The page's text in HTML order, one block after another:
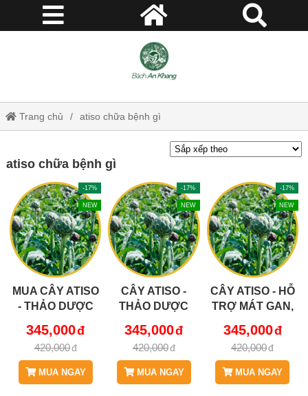
Trang chủ atiso chữa bệnh gì
atiso chữa bệnh gì
-17%
NEW
MUA CÂY ATISO
- THẢO DƯỢC
KHANG JD269
ATISO V2
345,000
420,000
MUA NGAY
-17%
NEW
CÂY ATISO -
THẢO DƯỢC
KHANG JD269
ATISO
345,000
420,000
MUA NGAY
-17%
NEW
CÂY ATISO - HỖ
TRỢ MÁT GAN,
LỢI MẬT CỰC
HAY JD269
ATISO
345,000
420,000
MUA NGAY